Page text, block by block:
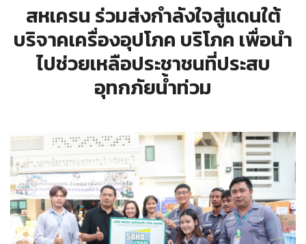
สหเครน ร่วมส่งกำลังใจสู่แดนใต้
บริจาคเครื่องอุปโภค บริโภค เพื่อนำ
ไปช่วยเหลือประชาชนที่ประสบ
อุทกภัยน้ำท่วม